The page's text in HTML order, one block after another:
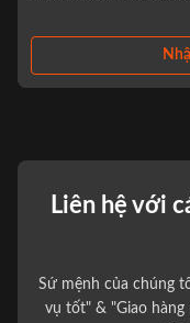
Liên hệ với
Sứ mệnh của chúng
vụ tốt" & "Giao hàng